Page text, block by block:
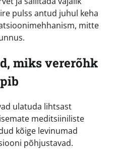
pulss antud juhul keha
mitte
miks vererõhk
ulatuda lihtsast
meditsiiniliste
kõige levinumad
põhjustavad.